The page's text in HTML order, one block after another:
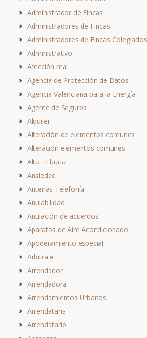
Administrador de Fincas
Administradores de Fincas
Administradores de Fincas Colegiados
Administrativo
Afección real
Agencia de Protección de Datos
Agencia Valenciana para la Energía
Agente de Seguros
Alquiler
Alteración de elementos comunes
Alteración elementos comunes
Alto Tribunal
Ansiedad
Antenas Telefonía
Anulabilidad
Anulación de acuerdos
Aparatos de Aire Acondicionado
Apoderamiento especial
Arbitraje
Arrendador
Arrendadora
Arrendamientos Urbanos
Arrendataria
Arrendatario